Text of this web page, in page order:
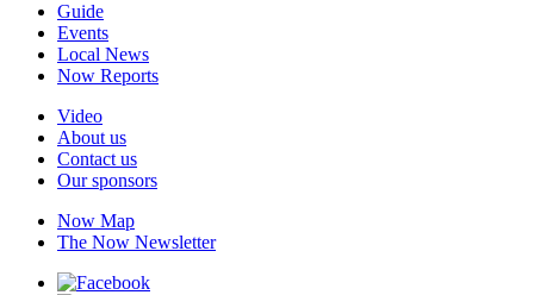
Guide
Events
Local News
Now Reports
Video
About us
Contact us
Our sponsors
Now Map
The Now Newsletter